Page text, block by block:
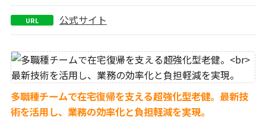
URL 公式サイト
多職種チームで在宅復帰を支える超強化型老健。 最新技
術を活用し、業務の効率化と負担軽減を実現。